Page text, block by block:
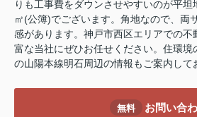
りも工事費をダウンさせやすいのが平
㎡(公簿)でございます。角地なので、両
感があります。神戸市西区エリアでの不
富な当社にぜひお任せください。住環境
の山陽本線明石周辺の情報もご案内して
無料 お問い合